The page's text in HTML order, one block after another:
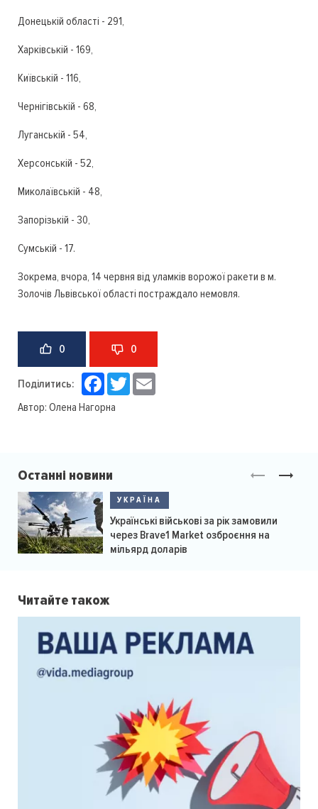
Донецькій області - 291,
Харківській - 169,
Київській - 116,
Чернігівській - 68,
Луганській - 54,
Херсонській - 52,
Миколаївській - 48,
Запорізькій - 30,
Сумській - 17.
Зокрема, вчора, 14 червня від уламків ворожої ракети в м.
Золочів Львівської області постраждало немовля.
0 0
Поділитись: Facebook
Twitter
Автор: Олена Нагорна
Останні новини
УКРАЇНА
Українські військові за рік замовили
через Brave1 Market озброєння на
мільярд доларів
Читайте також